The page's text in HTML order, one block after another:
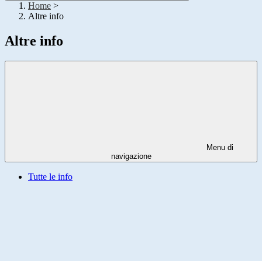
Home >
Altre info
Altre info
Menu di
navigazione
Tutte le info